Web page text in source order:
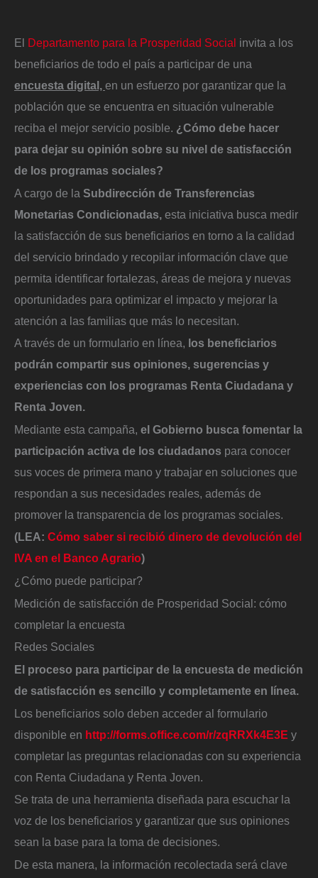
El Departamento para la Prosperidad Social invita a los
beneficiarios de todo el país a participar de una
encuesta digital, en un esfuerzo por garantizar que la
población que se encuentra en situación vulnerable
reciba el mejor servicio posible. ¿Cómo debe hacer
para dejar su opinión sobre su nivel de satisfacción
de los programas sociales?
A cargo de la Subdirección de Transferencias
Monetarias Condicionadas, esta iniciativa busca medir
la satisfacción de sus beneficiarios en torno a la calidad
del servicio brindado y recopilar información clave que
permita identificar fortalezas, áreas de mejora y nuevas
oportunidades para optimizar el impacto y mejorar la
atención a las familias que más lo necesitan.
A través de un formulario en línea, los beneficiarios
podrán compartir sus opiniones, sugerencias y
experiencias con los programas Renta Ciudadana y
Renta Joven.
Mediante esta campaña, el Gobierno busca fomentar la
participación activa de los ciudadanos para conocer
sus voces de primera mano y trabajar en soluciones que
respondan a sus necesidades reales, además de
promover la transparencia de los programas sociales.
(LEA: Cómo saber si recibió dinero de devolución del
IVA en el Banco Agrario)
¿Cómo puede participar?
Medición de satisfacción de Prosperidad Social: cómo
completar la encuesta
Redes Sociales
El proceso para participar de la encuesta de medición
de satisfacción es sencillo y completamente en línea.
Los beneficiarios solo deben acceder al formulario
disponible en http://forms.office.com/r/zqRRXk4E3E y
completar las preguntas relacionadas con su experiencia
con Renta Ciudadana y Renta Joven.
Se trata de una herramienta diseñada para escuchar la
voz de los beneficiarios y garantizar que sus opiniones
sean la base para la toma de decisiones.
De esta manera, la información recolectada será clave